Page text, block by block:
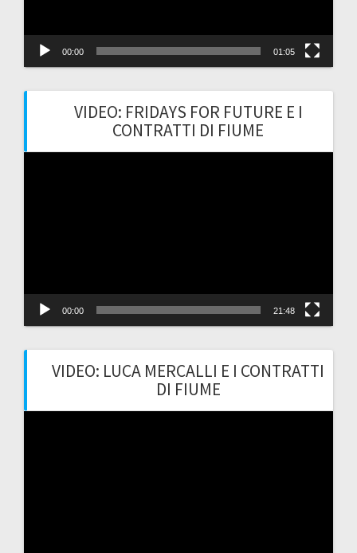
00:00 01:05
VIDEO: FRIDAYS FOR FUTURE E I
CONTRATTI DI FIUME
00:00 21:48
VIDEO: LUCA MERCALLI E I CONTRATTI
DI FIUME